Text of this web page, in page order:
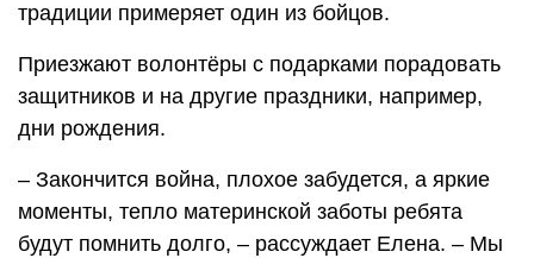
традиции примеряет один из бойцов.
Приезжают волонтёры с подарками порадовать
защитников и на другие праздники, например,
дни рождения.
– Закончится война, плохое забудется, а яркие
моменты, тепло материнской заботы ребята
будут помнить долго, – рассуждает Елена. – Мы